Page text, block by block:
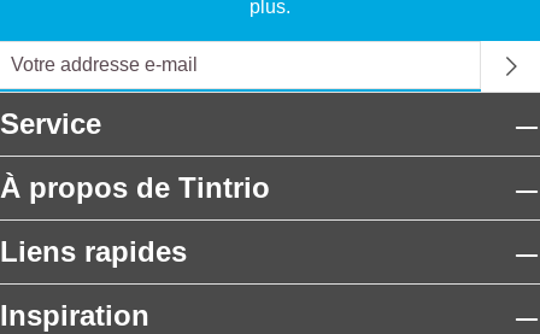
plus.
Service
À propos de Tintrio
Liens rapides
Inspiration